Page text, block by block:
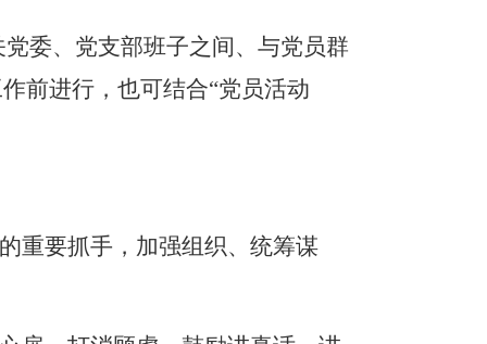
委、党支部班子之间、与党员群
前进行，也可结合“党员活动
重要抓手，加强组织、统筹谋